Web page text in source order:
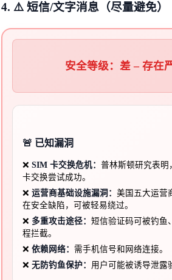
4. ⚠️ 短信/文字消息（尽量避免）
安全等级：差 – 存在
🚨 已知漏洞
❌ SIM 卡交换危机： 普林斯顿研究表明
卡交换尝试成功。
❌ 运营商基础设施漏洞： 美国五大运营
在安全缺陷，可被轻易绕过。
❌ 多重攻击途径： 短信验证码可被钓鱼
程拦截。
❌ 依赖网络： 需手机信号和网络连接。
❌ 无防钓鱼保护： 用户可能被诱导泄露